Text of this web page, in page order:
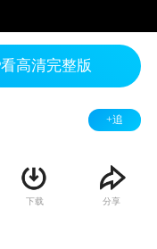
高清完整版
+追
下载 分享